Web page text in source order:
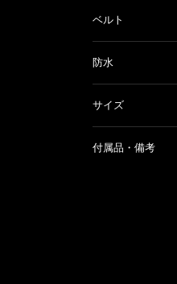
ベルト
防水
サイズ
付属品・備考